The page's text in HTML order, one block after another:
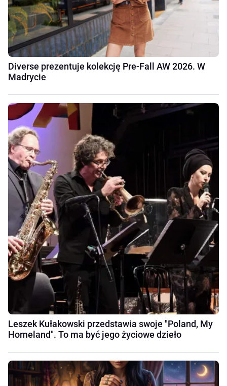
Diverse prezentuje kolekcję Pre-Fall AW 2026. W
Madrycie
Leszek Kułakowski przedstawia swoje "Poland, My
Homeland". To ma być jego życiowe dzieło